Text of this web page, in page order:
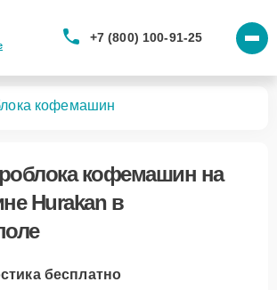
+7 (800) 100-91-25
кофемашин
кофемашин на
Hurakan в
бесплатно